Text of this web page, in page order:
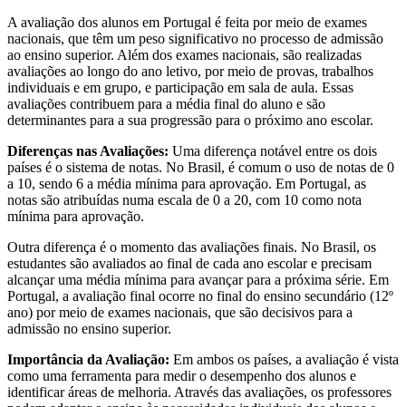
A avaliação dos alunos em Portugal é feita por meio de exames
nacionais, que têm um peso significativo no processo de admissão
ao ensino superior. Além dos exames nacionais, são realizadas
avaliações ao longo do ano letivo, por meio de provas, trabalhos
individuais e em grupo, e participação em sala de aula. Essas
avaliações contribuem para a média final do aluno e são
determinantes para a sua progressão para o próximo ano escolar.
Diferenças nas Avaliações: Uma diferença notável entre os dois
países é o sistema de notas. No Brasil, é comum o uso de notas de 0
a 10, sendo 6 a média mínima para aprovação. Em Portugal, as
notas são atribuídas numa escala de 0 a 20, com 10 como nota
mínima para aprovação.
Outra diferença é o momento das avaliações finais. No Brasil, os
estudantes são avaliados ao final de cada ano escolar e precisam
alcançar uma média mínima para avançar para a próxima série. Em
Portugal, a avaliação final ocorre no final do ensino secundário (12º
ano) por meio de exames nacionais, que são decisivos para a
admissão no ensino superior.
Importância da Avaliação: Em ambos os países, a avaliação é vista
como uma ferramenta para medir o desempenho dos alunos e
identificar áreas de melhoria. Através das avaliações, os professores